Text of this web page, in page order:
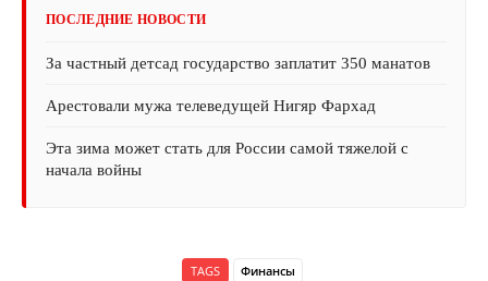
ПОСЛЕДНИЕ НОВОСТИ
За частный детсад государство заплатит 350 манатов
Арестовали мужа телеведущей Нигяр Фархад
Эта зима может стать для России самой тяжелой с
начала войны
TAGS Финансы